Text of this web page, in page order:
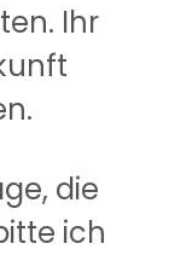
Ihr
die
ich